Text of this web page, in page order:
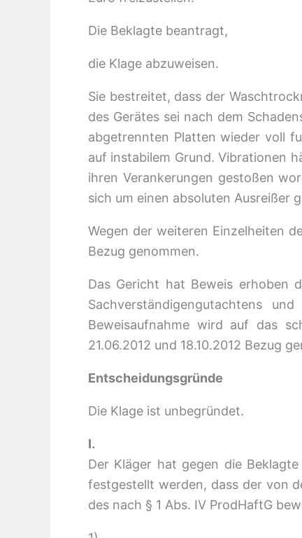
Die Beklagte beantragt,
die Klage abzuweisen.
Sie bestreitet, dass der
des Gerätes sei nach dem
abgetrennten Platten wieder voll
auf instabilem Grund. Vibrationen
ihren Verankerungen gestoßen
sich um einen absoluten Ausreißer
Wegen der weiteren Einzelheiten
Bezug genommen.
Das Gericht hat Beweis erhoben
Sachverständigengutachtens
Beweisaufnahme wird auf das
21.06.2012 und 18.10.2012 Bezug
Entscheidungsgründe
Die Klage ist unbegründet.
I.
Der Kläger hat gegen die
festgestellt werden, dass der von
des nach § 1 Abs. IV ProdHaftG